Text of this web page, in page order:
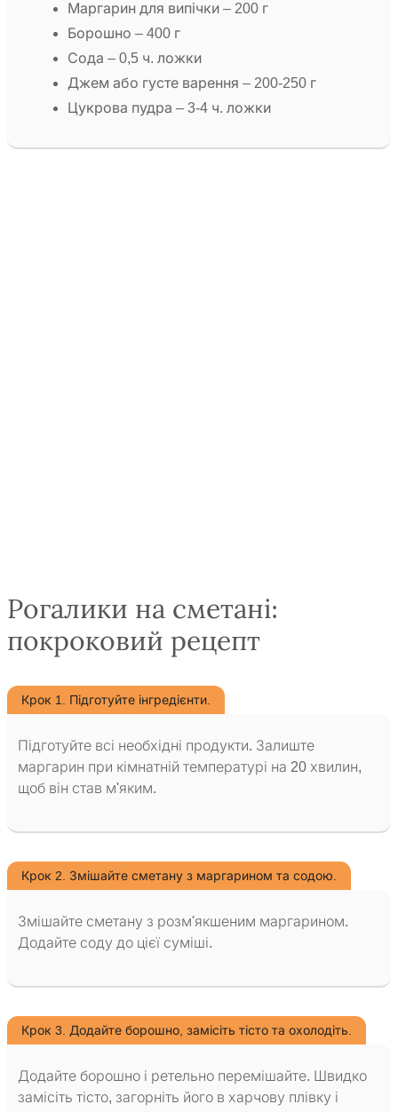
Маргарин для випічки – 200 г
Борошно – 400 г
Сода – 0,5 ч. ложки
Джем або густе варення – 200-250 г
Цукрова пудра – 3-4 ч. ложки
Рогалики на сметані:
покроковий рецепт
Крок 1. Підготуйте інгредієнти.
Підготуйте всі необхідні продукти. Залиште
маргарин при кімнатній температурі на 20 хвилин,
щоб він став м'яким.
Крок 2. Змішайте сметану з маргарином та содою.
Змішайте сметану з розм'якшеним маргарином.
Додайте соду до цієї суміші.
Крок 3. Додайте борошно, замісіть тісто та охолодіть.
Додайте борошно і ретельно перемішайте. Швидко
замісіть тісто, загорніть його в харчову плівку і